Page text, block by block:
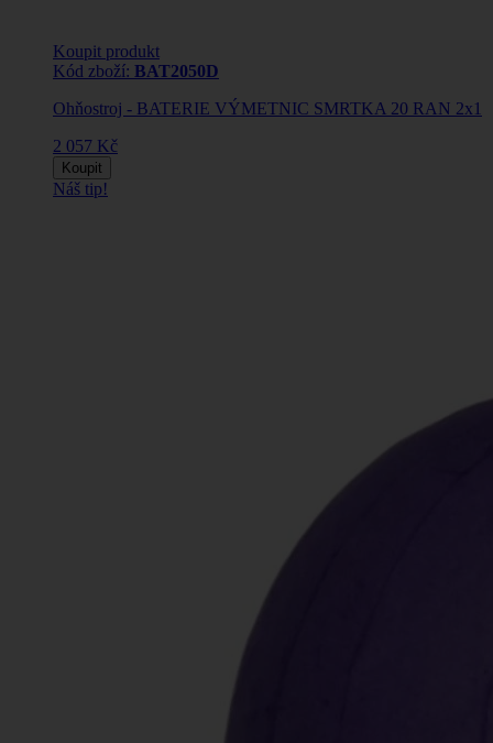
Koupit produkt
Kód zboží: BAT2050D
Ohňostroj - BATERIE VÝMETNIC SMRTKA 20 RAN 2x1
2 057 Kč
Koupit
Náš tip!